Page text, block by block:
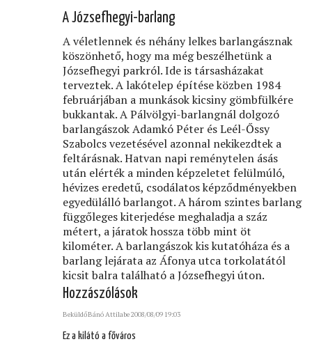
A Józsefhegyi-barlang
A véletlennek és néhány lelkes barlangásznak
köszönhető, hogy ma még beszélhetünk a
Józsefhegyi parkról. Ide is társasházakat
terveztek. A lakótelep építése közben 1984
februárjában a munkások kicsiny gömbfülkére
bukkantak. A Pálvölgyi-barlangnál dolgozó
barlangászok Adamkó Péter és Leél-Őssy
Szabolcs vezetésével azonnal nekikezdtek a
feltárásnak. Hatvan napi reménytelen ásás
után elérték a minden képzeletet felülmúló,
hévizes eredetű, csodálatos képződményekben
egyedülálló barlangot. A három szintes barlang
függőleges kiterjedése meghaladja a száz
métert, a járatok hossza több mint öt
kilométer. A barlangászok kis kutatóháza és a
barlang lejárata az Áfonya utca torkolatától
kicsit balra található a Józsefhegyi úton.
Hozzászólások
BeküldőBánó Attilabe 2008/08/09 19:03
Ez a kilátó a főváros